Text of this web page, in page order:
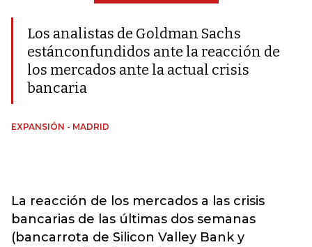
Los analistas de Goldman Sachs
estánconfundidos ante la reacción de
los mercados ante la actual crisis
bancaria
EXPANSIÓN - MADRID
La reacción de los mercados a las crisis
bancarias de las últimas dos semanas
(bancarrota de Silicon Valley Bank y